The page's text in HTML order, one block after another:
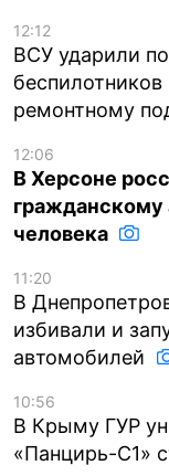
12:12
ВСУ ударили
ремонтному
12:06
В Херсоне
гражданскому
человека
11:20
В
избивали и
автомобилей
10:56
В Крыму ГУР
«Панцирь-С1»